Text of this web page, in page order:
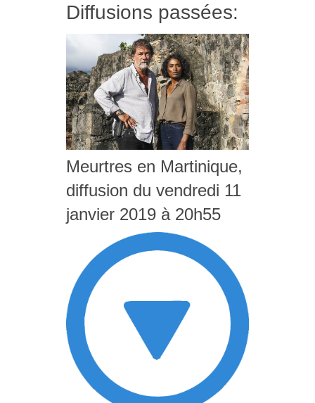
Diffusions passées:
Meurtres en Martinique,
diffusion du vendredi 11
janvier 2019 à 20h55